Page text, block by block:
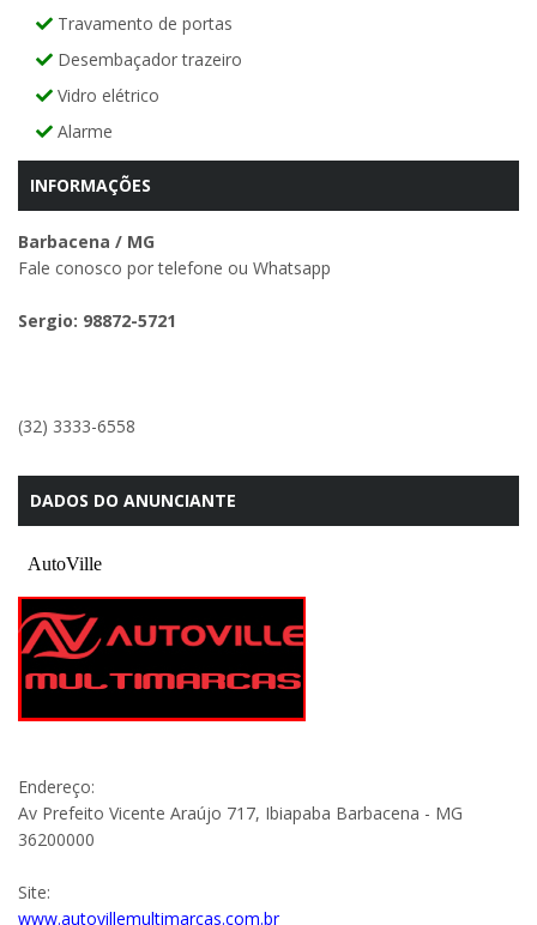
Travamento de portas
Desembaçador trazeiro
Vidro elétrico
Alarme
INFORMAÇÕES
Barbacena / MG
Fale conosco por telefone ou Whatsapp
Sergio: 98872-5721
(32) 3333-6558
DADOS DO ANUNCIANTE
Endereço:
Av Prefeito Vicente Araújo 717, Ibiapaba Barbacena - MG
36200000
Site:
www.autovillemultimarcas.com.br